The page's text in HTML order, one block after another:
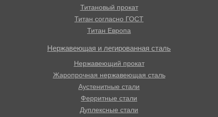
Титановый прокат
Титан согласно ГОСТ
Титан Европа
Нержавеющая и легированная сталь
Нержавеющий прокат
Жаропрочная нержавеющая сталь
Аустенитные стали
Ферритные стали
Дуплексные стали